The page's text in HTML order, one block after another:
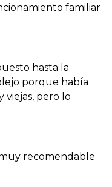
familiar
hasta la
porque había
pero lo
recomendable